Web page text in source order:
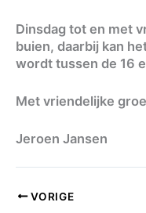
Dinsdag tot en met
buien, daarbij kan
wordt tussen de 16
Met vriendelijke
Jeroen Jansen
VORIGE